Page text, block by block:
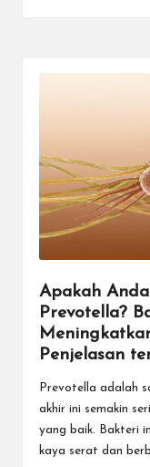
Apakah
Prevotella?
Penjelasan
Prevotella adalah
akhir ini semakin
yang baik. Bakteri
kaya serat dan